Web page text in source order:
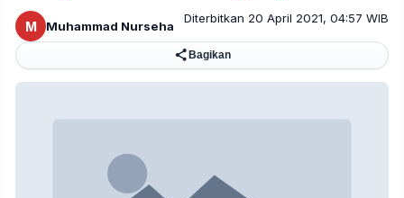
M Muhammad Nurseha
Diterbitkan 20 April 2021, 04:57 WIB
Bagikan